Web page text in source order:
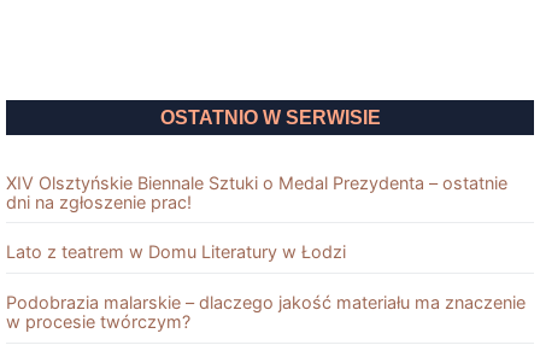
OSTATNIO W SERWISIE
XIV Olsztyńskie Biennale Sztuki o Medal Prezydenta – ostatnie
dni na zgłoszenie prac!
Lato z teatrem w Domu Literatury w Łodzi
Podobrazia malarskie – dlaczego jakość materiału ma znaczenie
w procesie twórczym?